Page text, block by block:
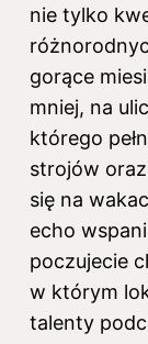
nie tylko
gorące
mniej, na
którego
strojów
się na
echo
poczujecie
w którym
talenty